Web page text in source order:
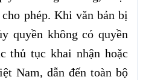
phép. Khi văn bản bị
quyền không có quyền
thủ tục khai nhận hoặc
Nam, dẫn đến toàn bộ